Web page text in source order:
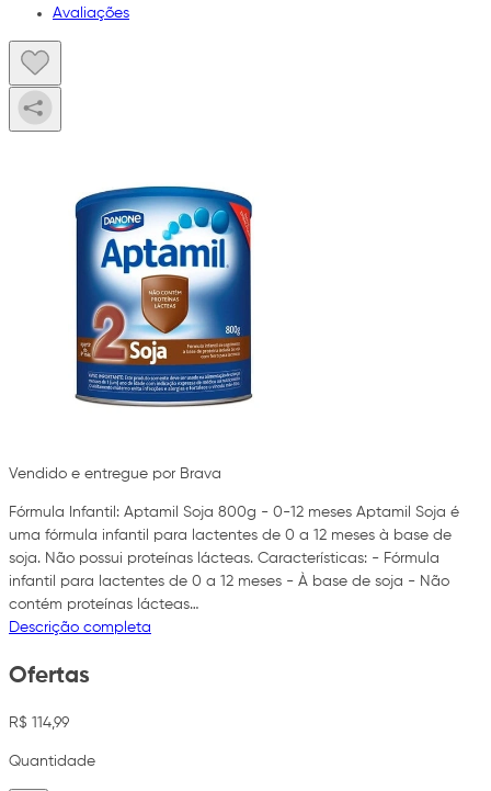
Avaliações
Vendido e entregue por Brava
Fórmula Infantil: Aptamil Soja 800g - 0-12 meses Aptamil Soja é
uma fórmula infantil para lactentes de 0 a 12 meses à base de
soja. Não possui proteínas lácteas. Características: - Fórmula
infantil para lactentes de 0 a 12 meses - À base de soja - Não
contém proteínas lácteas…
Descrição completa
Ofertas
R$ 114,99
Quantidade